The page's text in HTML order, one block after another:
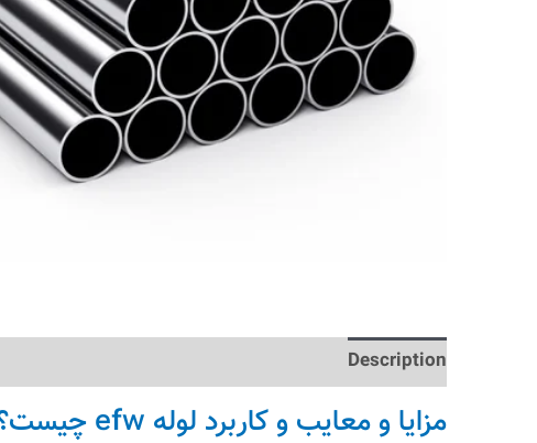
Description
مزایا و معایب و کاربرد لوله efw چیست؟